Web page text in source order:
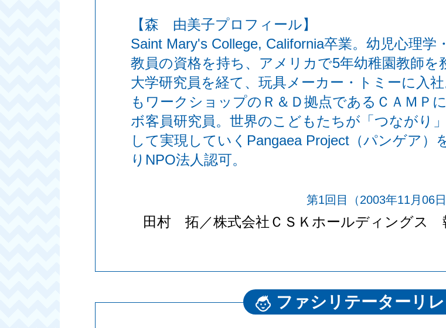
【森 由美子プロフィール】
Saint Mary's College, California卒業。幼児心理学
教員の資格を持ち、アメリカで5年幼稚園教師
大学研究員を経て、玩具メーカー・トミーに入
もワークショップのＲ＆Ｄ拠点であるＣＡＭＰ
ボ客員研究員。世界のこどもたちが「つながり
して実現していくPangaea Project（パンゲア）
りNPO法人認可。
第1回目 （2003年11月06
田村 拓／株式会社ＣＳＫホールディングス
ファシリテーターリ